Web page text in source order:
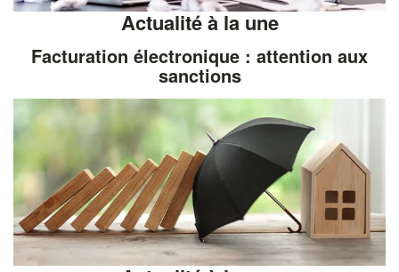
Actualité à la une
Facturation électronique : attention aux
sanctions